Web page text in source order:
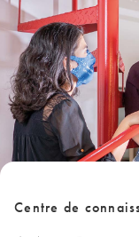
Centre de